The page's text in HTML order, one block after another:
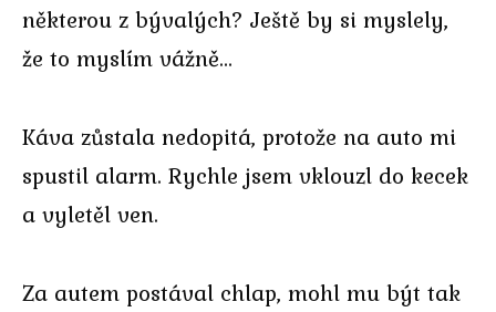
některou z bývalých? Ještě by si myslely,
že to myslím vážně…
Káva zůstala nedopitá, protože na auto mi
spustil alarm. Rychle jsem vklouzl do kecek
a vyletěl ven.
Za autem postával chlap, mohl mu být tak